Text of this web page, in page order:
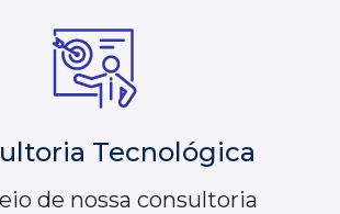
Tecnológica
de nossa consultoria